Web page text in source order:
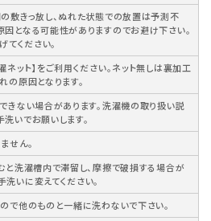
敷きっ放し、ぬれた状態での放置は予測不
となる可能性がありますのでお避け下さい。
てください。
ット】をご利用ください。ネット無しは裏加工
の原因となります。
ない場合があります。洗濯機の取り扱い説
いでお願いします。
せん。
洗濯槽内で滞留し、摩擦で破損する場合が
いに変えてください。
他のものと一緒に洗わないで下さい。